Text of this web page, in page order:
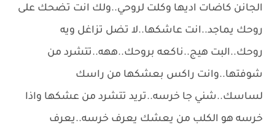
الجانن كاضات اديها وكلت لروحي..ولك انت تضحك على
روحك يماجد..انت عاشكها..لا تضل تزاغل ويه
روحك..البت هيج..ناكعه بروحك..ههه..تتشرد من
شوفتها..وانت راكس بعشكها من راسك
لساسك..شني جا خرسه..تريد تتشرد من عشكها واذا
خرسه هو الكلب من يعشك يعرف خرسه..يعرف